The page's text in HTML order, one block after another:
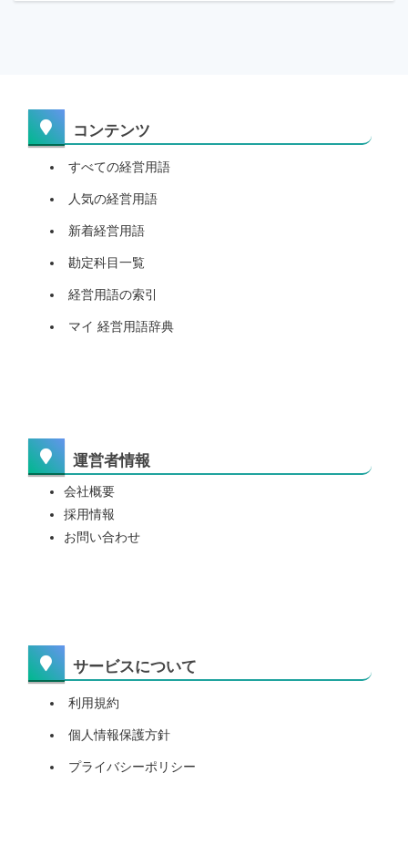
コンテンツ
すべての経営用語
人気の経営用語
新着経営用語
勘定科目一覧
経営用語の索引
マイ 経営用語辞典
運営者情報
会社概要
採用情報
お問い合わせ
サービスについて
利用規約
個人情報保護方針
プライバシーポリシー